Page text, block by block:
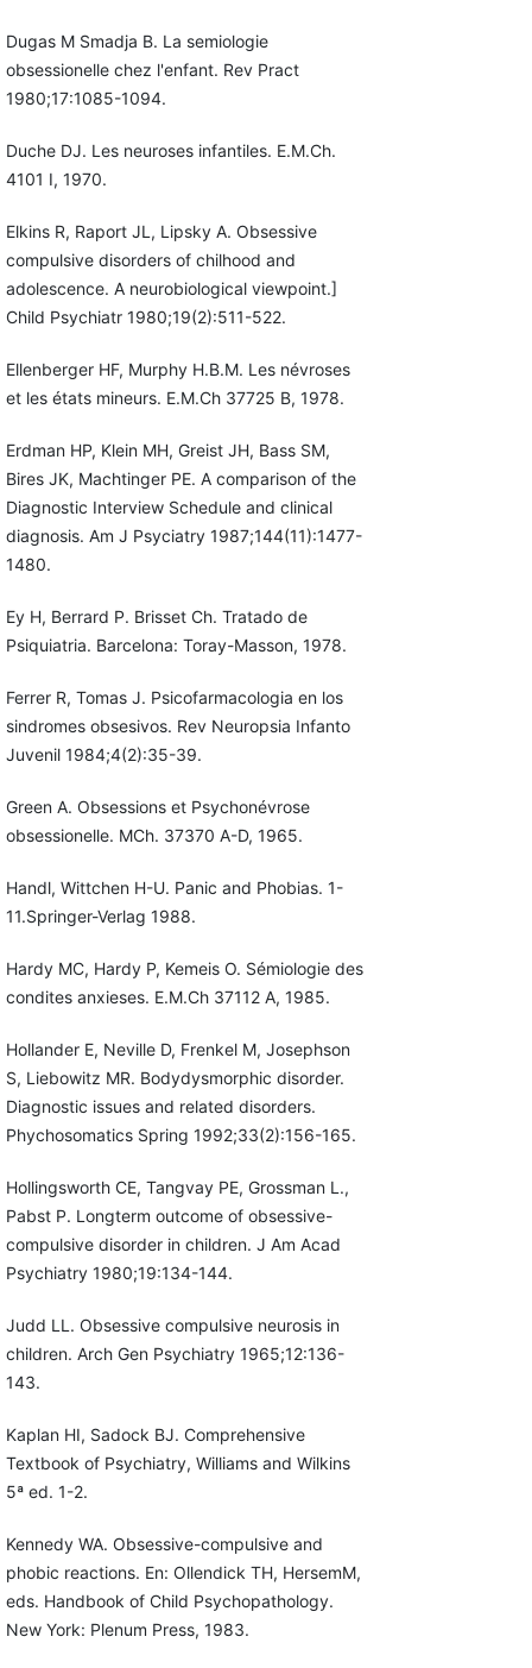
Dugas M Smadja B. La semiologie
obsessionelle chez l'enfant. Rev Pract
1980;17:1085-1094.
Duche DJ. Les neuroses infantiles. E.M.Ch.
4101 I, 1970.
Elkins R, Raport JL, Lipsky A. Obsessive
compulsive disorders of chilhood and
adolescence. A neurobiological viewpoint.]
Child Psychiatr 1980;19(2):511-522.
Ellenberger HF, Murphy H.B.M. Les névroses
et les états mineurs. E.M.Ch 37725 B, 1978.
Erdman HP, Klein MH, Greist JH, Bass SM,
Bires JK, Machtinger PE. A comparison of the
Diagnostic Interview Schedule and clinical
diagnosis. Am J Psyciatry 1987;144(11):1477-
1480.
Ey H, Berrard P. Brisset Ch. Tratado de
Psiquiatria. Barcelona: Toray-Masson, 1978.
Ferrer R, Tomas J. Psicofarmacologia en los
sindromes obsesivos. Rev Neuropsia Infanto
Juvenil 1984;4(2):35-39.
Green A. Obsessions et Psychonévrose
obsessionelle. MCh. 37370 A-D, 1965.
Handl, Wittchen H-U. Panic and Phobias. 1-
11.Springer-Verlag 1988.
Hardy MC, Hardy P, Kemeis O. Sémiologie des
condites anxieses. E.M.Ch 37112 A, 1985.
Hollander E, Neville D, Frenkel M, Josephson
S, Liebowitz MR. Bodydysmorphic disorder.
Diagnostic issues and related disorders.
Phychosomatics Spring 1992;33(2):156-165.
Hollingsworth CE, Tangvay PE, Grossman L.,
Pabst P. Longterm outcome of obsessive-
compulsive disorder in children. J Am Acad
Psychiatry 1980;19:134-144.
Judd LL. Obsessive compulsive neurosis in
children. Arch Gen Psychiatry 1965;12:136-
143.
Kaplan HI, Sadock BJ. Comprehensive
Textbook of Psychiatry, Williams and Wilkins
5ª ed. 1-2.
Kennedy WA. Obsessive-compulsive and
phobic reactions. En: Ollendick TH, HersemM,
eds. Handbook of Child Psychopathology.
New York: Plenum Press, 1983.